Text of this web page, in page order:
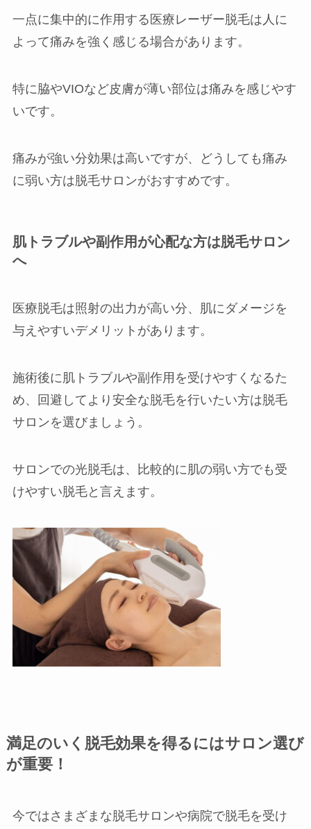
一点に集中的に作用する医療レーザー脱毛は人に
よって痛みを強く感じる場合があります。
特に脇やVIOなど皮膚が薄い部位は痛みを感じやす
いです。
痛みが強い分効果は高いですが、どうしても痛み
に弱い方は脱毛サロンがおすすめです。
肌トラブルや副作用が心配な方は脱毛サロン
へ
医療脱毛は照射の出力が高い分、肌にダメージを
与えやすいデメリットがあります。
施術後に肌トラブルや副作用を受けやすくなるた
め、回避してより安全な脱毛を行いたい方は脱毛
サロンを選びましょう。
サロンでの光脱毛は、比較的に肌の弱い方でも受
けやすい脱毛と言えます。
満足のいく脱毛効果を得るにはサロン選び
が重要！
今ではさまざまな脱毛サロンや病院で脱毛を受け